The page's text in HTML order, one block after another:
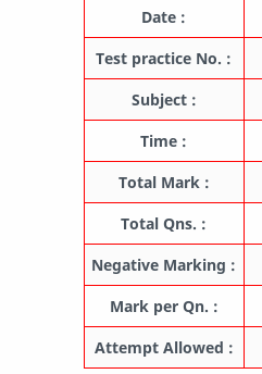
Date :
Test practice No. :
Subject :
Time :
Total Mark :
Total Qns. :
Negative Marking :
Mark per Qn. :
Attempt Allowed :